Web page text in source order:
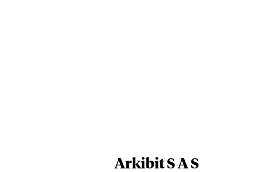
Arkibit S A S